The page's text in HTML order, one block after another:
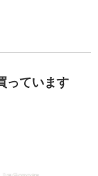
っています